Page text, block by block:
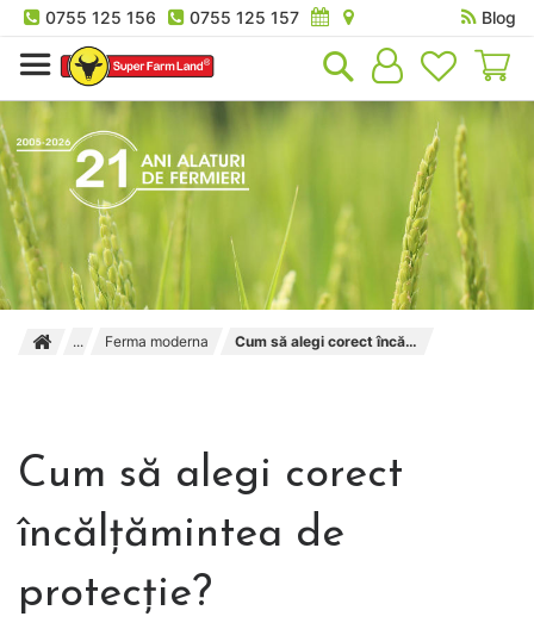
0755 125 156 0755 125 157
Blog
Ferma moderna Cum să alegi corect încălțămintea de protecție?
Cum să alegi corect
încălțămintea de
protecție?